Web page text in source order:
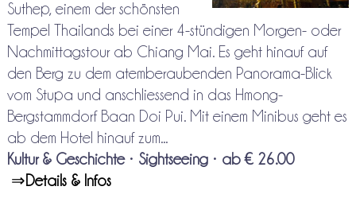
Suthep, einem der schönsten
Tempel Thailands bei einer 4-stündigen Morgen- oder
Nachmittagstour ab Chiang Mai. Es geht hinauf auf
den Berg zu dem atemberaubenden Panorama-Blick
vom Stupa und anschliessend in das Hmong-
Bergstammdorf Baan Doi Pui. Mit einem Minibus geht es
ab dem Hotel hinauf zum...
Kultur & Geschichte• Sightseeing• ab € 26.00
⇒Details & Infos